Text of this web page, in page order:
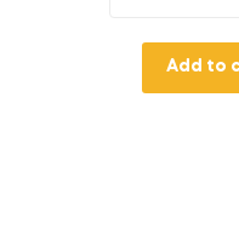
Add to